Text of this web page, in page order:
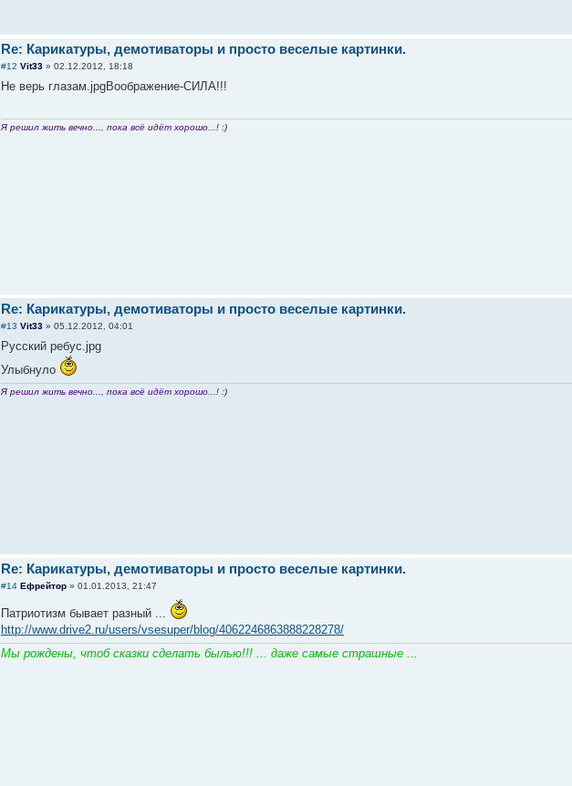
Re: Карикатуры, демотиваторы и просто веселые картинки.
#12 Vit33 » 02.12.2012, 18:18
Не верь глазам.jpgВоображение-СИЛА!!!
Я решил жить вечно..., пока всё идёт хорошо...! :)
Re: Карикатуры, демотиваторы и просто веселые картинки.
#13 Vit33 » 05.12.2012, 04:01
Русский ребус.jpg
Улыбнуло
Я решил жить вечно..., пока всё идёт хорошо...! :)
Re: Карикатуры, демотиваторы и просто веселые картинки.
#14 Ефрейтор » 01.01.2013, 21:47
Патриотизм бывает разный ...
http://www.drive2.ru/users/vsesuper/blog/4062246863888228278/
Мы рождены, чтоб сказки сделать былью!!! ... даже самые страшные ...